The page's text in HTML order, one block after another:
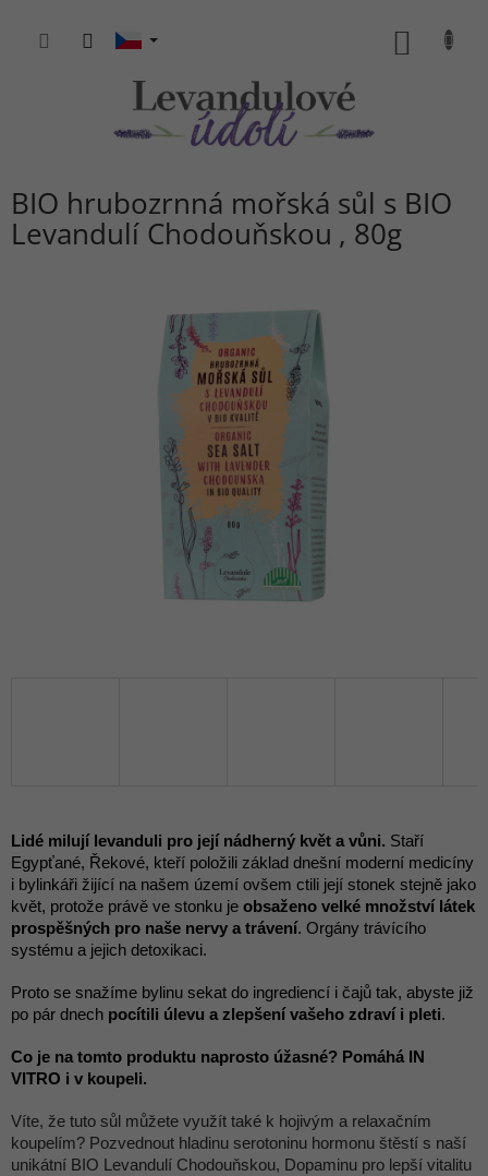
obsah
BIO hrubozrnná mořská sůl s BIO
Levandulí Chodouňskou 80g
Lidé milují levanduli pro její nádherný květ a vůni. Staří
Egypťané, Řekové, kteří položili základ dnešní moderní medicíny
i bylinkáři žijící na našem území ovšem ctili její stonek stejně jako
květ, protože právě ve stonku je obsaženo velké množství látek
prospěšných pro naše nervy a trávení. Orgány trávícího
systému a jejich detoxikaci.
Proto se snažíme bylinu sekat do ingrediencí i čajů tak, abyste již
po pár dnech pocítili úlevu a zlepšení vašeho zdraví i pleti.
Co je na tomto produktu naprosto úžasné? Pomáhá IN
VITRO i v koupeli.
Víte, že tuto sůl můžete využít také k hojivým a relaxačním
koupelím? Pozvednout hladinu serotoninu hormonu štěstí s naší
unikátní BIO Levandulí Chodouňskou, Dopaminu pro lepší vitalitu